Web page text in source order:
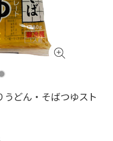
どん・そばつゆスト